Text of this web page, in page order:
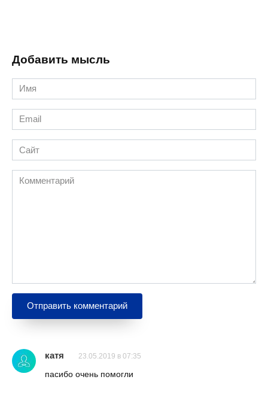
Добавить мысль
Имя
*
Email
*
Сайт
Комментарий
катя 23.05.2019 в 07:35
пасибо очень помогли